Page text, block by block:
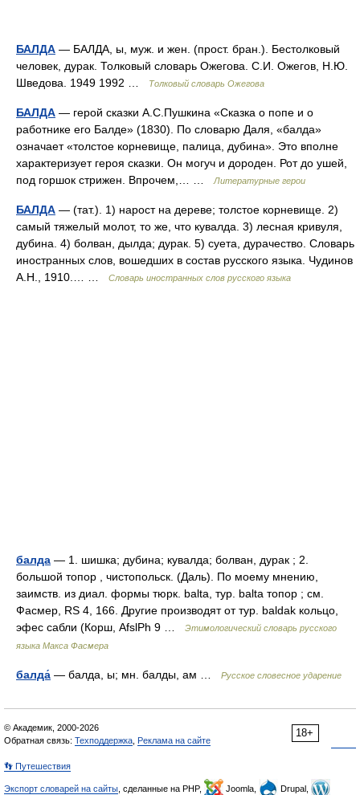
БАЛДА — БАЛДА, ы, муж. и жен. (прост. бран.). Бестолковый
человек, дурак. Толковый словарь Ожегова. С.И. Ожегов, Н.Ю.
Шведова. 1949 1992 …
Толковый словарь Ожегова
БАЛДА — герой сказки А.С.Пушкина «Сказка о попе и о
работнике его Балде» (1830). По словарю Даля, «балда»
означает «толстое корневище, палица, дубина». Это вполне
характеризует героя сказки. Он могуч и дороден. Рот до ушей,
под горшок стрижен. Впрочем,… …
Литературные герои
БАЛДА — (тат.). 1) нарост на дереве; толстое корневище. 2)
самый тяжелый молот, то же, что кувалда. 3) лесная кривуля,
дубина. 4) болван, дылда; дурак. 5) суета, дурачество. Словарь
иностранных слов, вошедших в состав русского языка. Чудинов
А.Н., 1910.… …
Словарь иностранных слов русского языка
балда — 1. шишка; дубина; кувалда; болван, дурак ; 2.
большой топор , чистопольск. (Даль). По моему мнению,
заимств. из диал. формы тюрк. balta, тур. balta топор ; см.
Фасмер, RS 4, 166. Другие производят от тур. baldak кольцо,
эфес сабли (Корш, AfslPh 9 …
Этимологический словарь русского
языка Макса Фасмера
балда́ — балда, ы; мн. балды, ам … Русское словесное ударение
18+
© Академик, 2000-2026
Обратная связь: Техподдержка Реклама на сайте
👣 Путешествия
Экспорт словарей на сайты , сделанные на PHP, Joomla, Drupal,